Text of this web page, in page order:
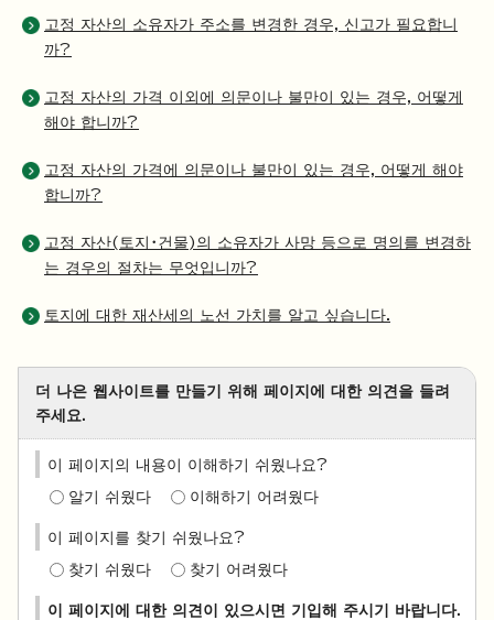
고정 자산의 소유자가 주소를 변경한 경우, 신고가 필요합니
까?
고정 자산의 가격 이외에 의문이나 불만이 있는 경우, 어떻게
해야 합니까?
고정 자산의 가격에 의문이나 불만이 있는 경우, 어떻게 해야
합니까?
고정 자산(토지・건물)의 소유자가 사망 등으로 명의를 변경하
는 경우의 절차는 무엇입니까?
토지에 대한 재산세의 노선 가치를 알고 싶습니다.
더 나은 웹사이트를 만들기 위해 페이지에 대한 의견을 들려
주세요.
이 페이지의 내용이 이해하기 쉬웠나요?
알기 쉬웠다 이해하기 어려웠다
이 페이지를 찾기 쉬웠나요?
찾기 쉬웠다 찾기 어려웠다
이 페이지에 대한 의견이 있으시면 기입해 주시기 바랍니다.